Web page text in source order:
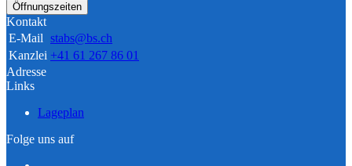
Öffnungszeiten
Kontakt
E-Mail stabs@bs.ch
Kanzlei +41 61 267 86 01
Adresse
Links
Lageplan
Folge uns auf